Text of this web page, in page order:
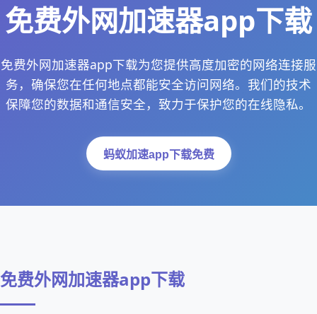
免费外网加速器app下载
免费外网加速器app下载为您提供高度加密的网络连接服
务，确保您在任何地点都能安全访问网络。我们的技术
保障您的数据和通信安全，致力于保护您的在线隐私。
蚂蚁加速app下载免费
免费外网加速器app下载